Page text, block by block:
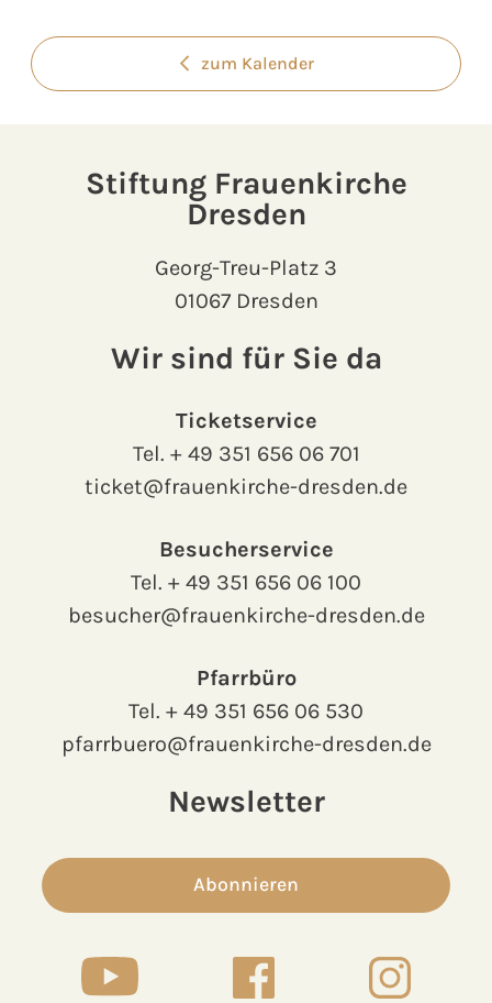
zum Kalender
Stiftung Frauenkirche
Dresden
Georg-Treu-Platz 3
01067 Dresden
Wir sind für Sie da
Ticketservice
Tel. + 49 351 656 06 701
ticket@frauenkirche-dresden.de
Besucherservice
Tel. + 49 351 656 06 100
besucher@frauenkirche-dresden.de
Pfarrbüro
Tel. + 49 351 656 06 530
pfarrbuero@frauenkirche-dresden.de
Newsletter
Abonnieren